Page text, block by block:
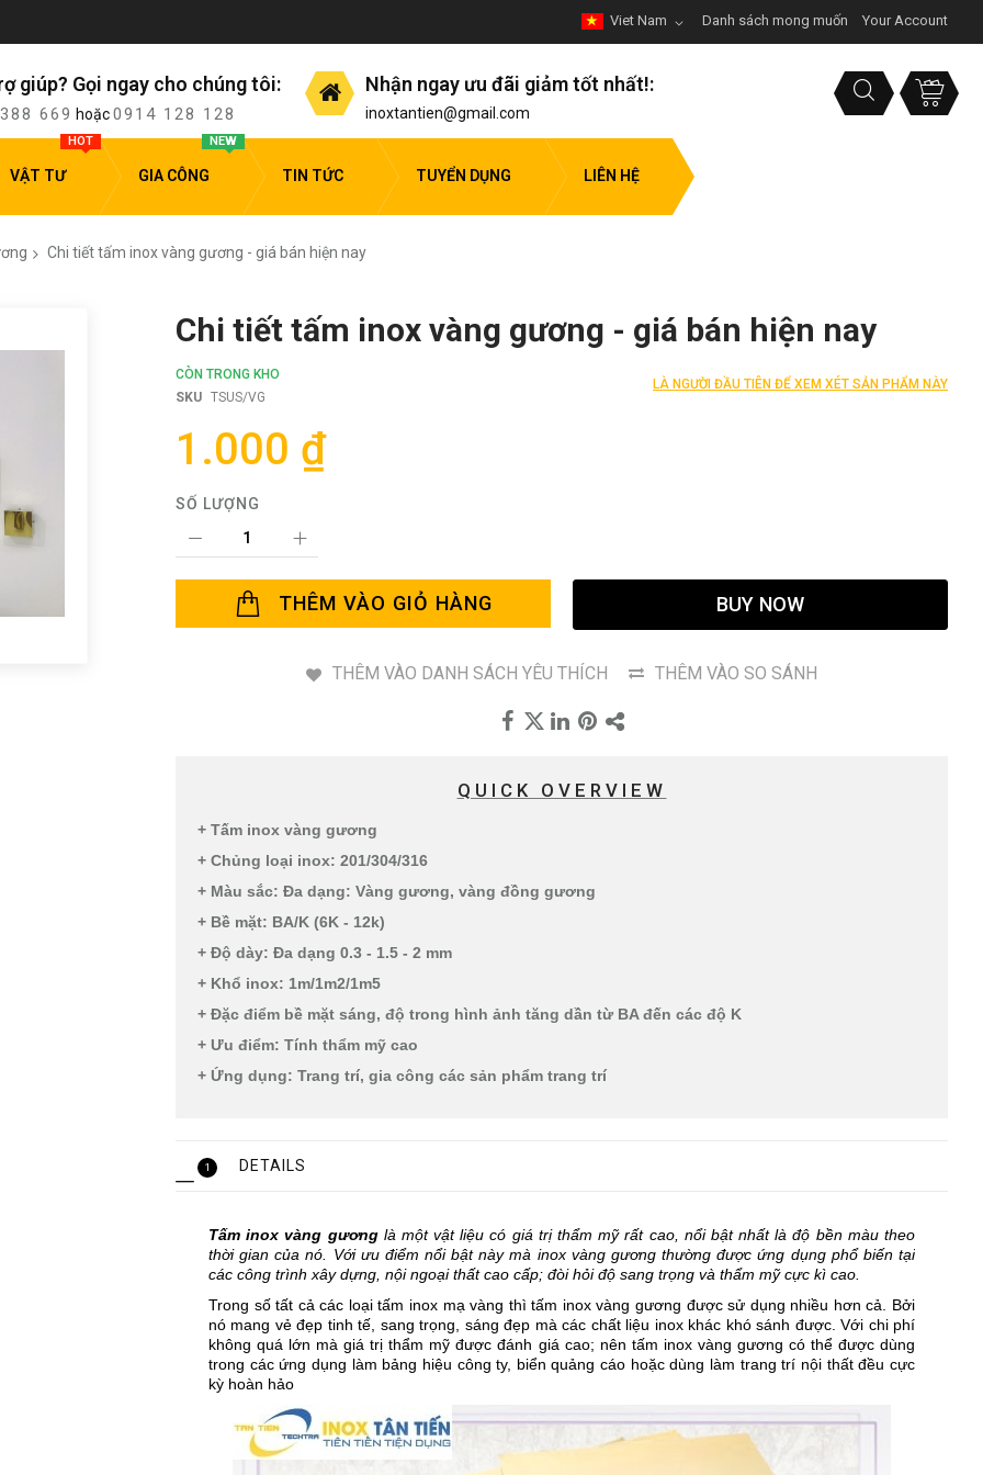
Danh sách mong muốn Your Account
Viet Nam
giúp? Gọi ngay cho chúng tôi:
669 hoặc0914 128 128
Nhận ngay ưu đãi giảm tốt nhất!:
inoxtantien@gmail.com
VẬT TƯ
HOT
GIA CÔNG
NEW
TIN TỨC TUYỂN DỤNG LIÊN HỆ
Chi tiết tấm inox vàng gương - giá bán hiện nay
Chi tiết tấm inox vàng gương - giá bán hiện nay
CÒN TRONG KHO
SKU TSUS/VG
LÀ NGƯỜI ĐẦU TIÊN ĐỂ XEM XÉT SẢN PHẨM NÀY
1.000 ₫
SỐ LƯỢNG
THÊM VÀO GIỎ HÀNG BUY NOW
THÊM VÀO DANH SÁCH YÊU THÍCH THÊM VÀO SO SÁNH
QUICK OVERVIEW
+ Tấm inox vàng gương
+ Chủng loại inox: 201/304/316
+ Màu sắc: Đa dạng: Vàng gương, vàng đồng gương
+ Bề mặt: BA/K (6K - 12k)
+ Độ dày: Đa dạng 0.3 - 1.5 - 2 mm
+ Khổ inox: 1m/1m2/1m5
+ Đặc điểm bề mặt sáng, độ trong hình ảnh tăng dần từ BA đến các độ K
+ Ưu điểm: Tính thẩm mỹ cao
+ Ứng dụng: Trang trí, gia công các sản phẩm trang trí
1 DETAILS
Tấm inox vàng gươnglà một vật liệu có giá trị thẩm mỹ rất cao, nổi bật nhất là độ bền màu theo
thời gian của nó. Với ưu điểm nổi bật này mà inox vàng gương thường được ứng dụng phổ biến tại
các công trình xây dựng, nội ngoại thất cao cấp; đòi hỏi độ sang trọng và thẩm mỹ cực kì cao.
Trong số tất cả các loại tấm inox mạ vàng thì tấm inox vàng gương được sử dụng nhiều hơn cả. Bởi
nó mang vẻ đẹp tinh tế, sang trọng, sáng đẹp mà các chất liệu inox khác khó sánh được. Với chi phí
không quá lớn mà giá trị thẩm mỹ được đánh giá cao; nên tấm inox vàng gương có thể được dùng
trong các ứng dụng làm bảng hiệu công ty, biển quảng cáo hoặc dùng làm trang trí nội thất đều cực
kỳ hoàn hảo